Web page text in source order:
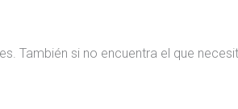
También si no encuentra el que